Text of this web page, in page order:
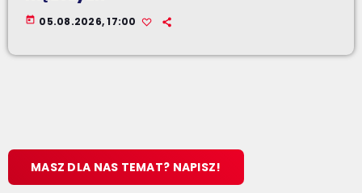
today 05.08.2026, 17:00
MASZ DLA NAS TEMAT? NAPISZ!